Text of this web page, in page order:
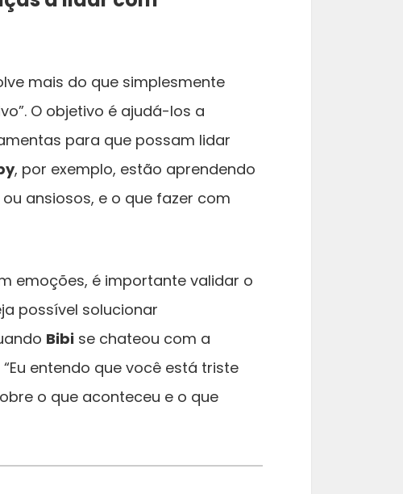
mais do que simplesmente
O objetivo é ajudá-los a
para que possam lidar
, por exemplo, estão aprendendo
ansiosos, e o que fazer com
emoções, é importante validar o
possível solucionar
Bibi se chateou com a
entendo que você está triste
o que aconteceu e o que